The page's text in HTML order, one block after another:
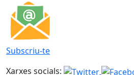
Subscriu-te
Xarxes socials: